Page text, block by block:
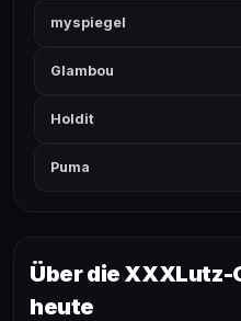
myspiegel
Glambou
Holdit
Puma
Über die
heute